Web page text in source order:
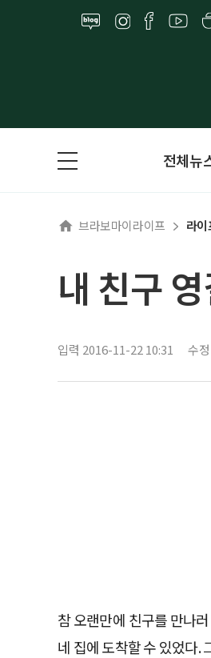
전체뉴
브라보마이라이프 라이
내 친구
입력 2016-11-22 10:31 수
참 오랜만에 친구를 만나
네 집에 도착할 수 있었다.